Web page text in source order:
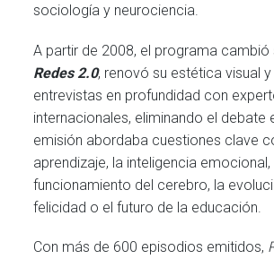
sociología y neurociencia.
A partir de 2008, el programa cambió
Redes 2.0, renovó su estética visual
entrevistas en profundidad con
internacionales, eliminando el debate
emisión abordaba cuestiones clave
aprendizaje, la inteligencia emocional,
funcionamiento del cerebro, la
felicidad o el futuro de la educación.
Con más de 600 episodios emitidos,